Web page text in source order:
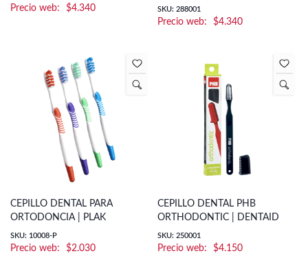
$4.340 SKU: 288001
$4.340
CEPILLO DENTAL PARA
ORTODONCIA | PLAK
SKU: 10008-P
$2.030
CEPILLO DENTAL PHB
ORTHODONTIC | DENTAID
SKU: 250001
$4.150